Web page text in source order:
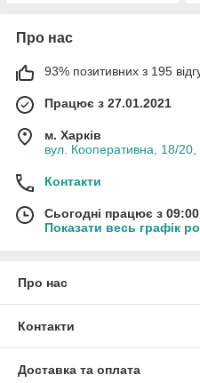
Про нас
93% позитивних з 195
Працює з 27.01.2021
м. Харків
вул. Кооперативна, 18/20,
Контакти
Сьогодні працює з
Показати весь графік
Про нас
Контакти
Доставка та оплата